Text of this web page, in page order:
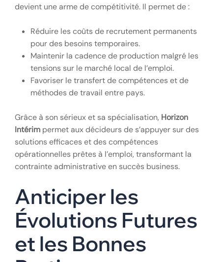
devient une arme de compétitivité. Il permet de :
Réduire les coûts de recrutement permanents
pour des besoins temporaires.
Maintenir la cadence de production malgré les
tensions sur le marché local de l’emploi.
Favoriser le transfert de compétences et de
méthodes de travail entre pays.
Grâce à son sérieux et sa spécialisation, Horizon
Intérim permet aux décideurs de s’appuyer sur des
solutions efficaces et des compétences
opérationnelles prêtes à l’emploi, transformant la
contrainte administrative en succès business.
Anticiper les
Évolutions Futures
et les Bonnes